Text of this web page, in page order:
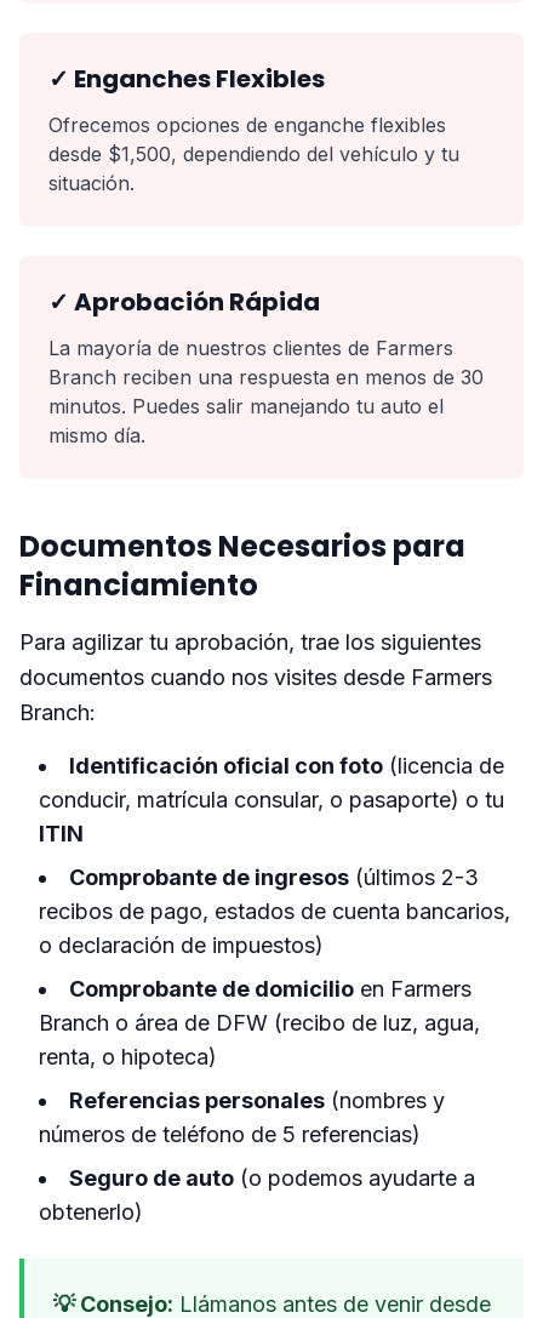
✓ Enganches Flexibles
Ofrecemos opciones de enganche flexibles
desde $1,500, dependiendo del vehículo y tu
situación.
✓ Aprobación Rápida
La mayoría de nuestros clientes de Farmers
Branch reciben una respuesta en menos de 30
minutos. Puedes salir manejando tu auto el
mismo día.
Documentos Necesarios para
Financiamiento
Para agilizar tu aprobación, trae los siguientes
documentos cuando nos visites desde Farmers
Branch:
Identificación oficial con foto (licencia de
conducir, matrícula consular, o pasaporte) o tu
ITIN
Comprobante de ingresos (últimos 2-3
recibos de pago, estados de cuenta bancarios,
o declaración de impuestos)
Comprobante de domicilio en Farmers
Branch o área de DFW (recibo de luz, agua,
renta, o hipoteca)
Referencias personales (nombres y
números de teléfono de 5 referencias)
Seguro de auto (o podemos ayudarte a
obtenerlo)
💡 Consejo: Llámanos antes de venir desde